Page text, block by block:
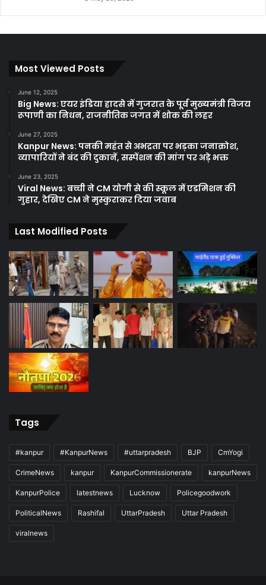
Most Viewed Posts
June 12, 2025
Big News: एयर इंडिया हादसे में गुजरात के पूर्व मुख्यमंत्री विजय
रूपाणी का निधन, राजनीतिक जगत में शोक की लहर
June 27, 2025
Kanpur News: पनकी महंत से अभद्रता पर भड़का जनाक्रोश,
व्यापारियों ने बंद की दुकानें, सस्पेंशन की मांग पर अड़े भक्त
June 23, 2025
Viral News: बच्ची ने CM योगी से की स्कूल में एडमिशन की
गुहार, देखिए CM ने मुस्कुराकर दिया जवाब
Last Modified Posts
Tags
#kanpur #KanpurNews #uttarpradesh BJP CmYogi
CrimeNews kanpur KanpurCommissionerate kanpurNews
KanpurPolice latestnews Lucknow Policegoodwork
PoliticalNews Rashifal UttarPradesh Uttar Pradesh
viralnews